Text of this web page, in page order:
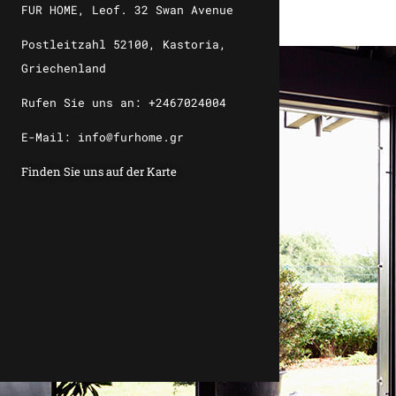
FUR HOME, Leof. 32 Swan Avenue
Postleitzahl 52100, Kastoria,
Griechenland
Rufen Sie uns an: +2467024004
E-Mail: info@furhome.gr
Finden Sie uns auf der Karte